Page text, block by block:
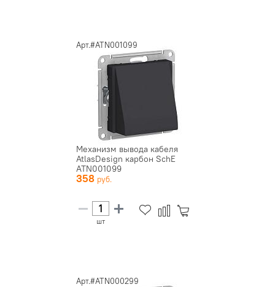
Арт.#ATN001099
Механизм вывода кабеля
AtlasDesign карбон SchE
ATN001099
358
шт
Арт.#ATN000299